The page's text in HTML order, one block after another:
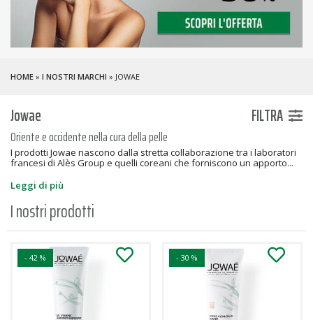
HOME » I NOSTRI MARCHI » JOWAE
Jowae FILTRA
Oriente e occidente nella cura della pelle
I prodotti Jowae nascono dalla stretta collaborazione tra i laboratori
francesi di Alès Group e quelli coreani che forniscono un apporto...
Leggi di più
I nostri prodotti
- 42 % - 30 %